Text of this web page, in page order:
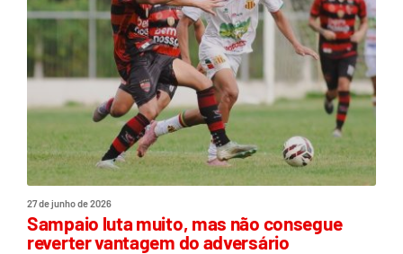
27 de junho de 2026
Sampaio luta muito, mas não consegue
reverter vantagem do adversário